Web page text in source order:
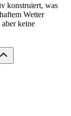
konstruiert, was
Wetter
keine